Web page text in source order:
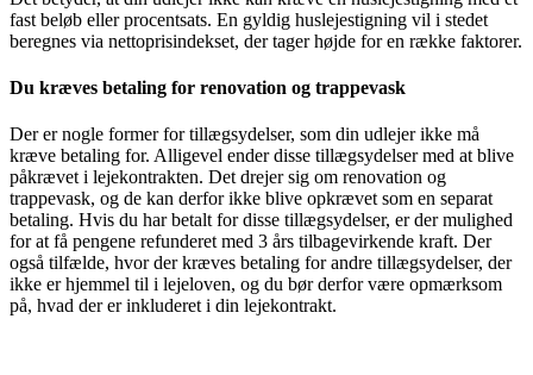
fast beløb eller procentsats. En gyldig huslejestigning vil i stedet
beregnes via nettoprisindekset, der tager højde for en række faktorer.
Du kræves betaling for renovation og trappevask
Der er nogle former for tillægsydelser, som din udlejer ikke må
kræve betaling for. Alligevel ender disse tillægsydelser med at blive
påkrævet i lejekontrakten. Det drejer sig om renovation og
trappevask, og de kan derfor ikke blive opkrævet som en separat
betaling. Hvis du har betalt for disse tillægsydelser, er der mulighed
for at få pengene refunderet med 3 års tilbagevirkende kraft. Der
også tilfælde, hvor der kræves betaling for andre tillægsydelser, der
ikke er hjemmel til i lejeloven, og du bør derfor være opmærksom
på, hvad der er inkluderet i din lejekontrakt.